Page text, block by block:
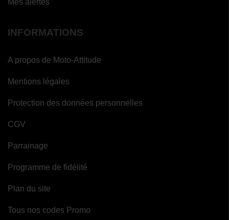
Mes alertes
INFORMATIONS
A propos de Moto-Attitude
Mentions légales
Protection des données personnelles
CGV
Parrainage
Programme de fidélité
Plan du site
Tous nos codes Promo